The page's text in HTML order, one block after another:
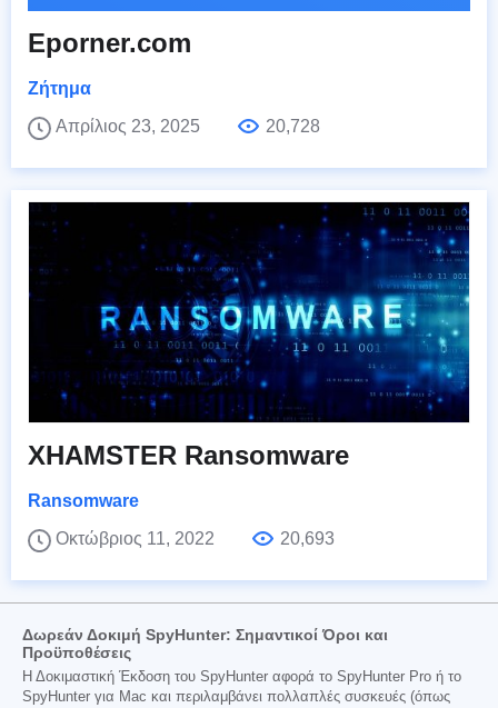
Eporner.com
Ζήτημα
Απρίλιος 23, 2025
20,728
XHAMSTER Ransomware
Ransomware
Οκτώβριος 11, 2022
20,693
Δωρεάν Δοκιμή SpyHunter: Σημαντικοί Όροι και
Προϋποθέσεις
Η Δοκιμαστική Έκδοση του SpyHunter αφορά το SpyHunter Pro ή το
SpyHunter για Mac και περιλαμβάνει πολλαπλές συσκευές (όπως